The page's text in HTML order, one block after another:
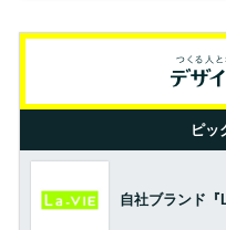
ピッ
自社ブランド